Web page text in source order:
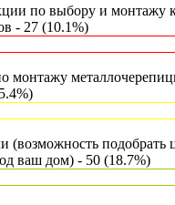
по выбору и монтажу
- 27 (10.1%)
монтажу
(возможность подобрать
ваш дом) - 50 (18.7%)